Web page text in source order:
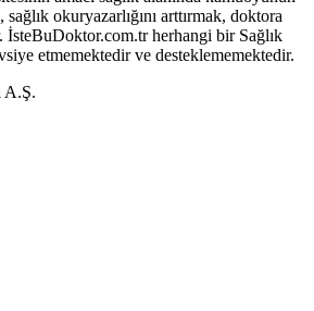
okuryazarlığını arttırmak, doktora
İsteBuDoktor.com.tr herhangi bir Sağlık
etmemektedir ve desteklememektedir.
A.Ş.